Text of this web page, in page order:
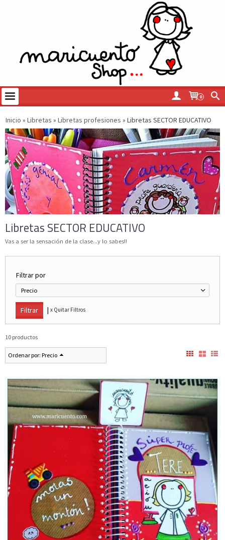
0
Inicio » Libretas » Libretas profesiones » Libretas SECTOR EDUCATIVO
Libretas SECTOR EDUCATIVO
Vas a ser la sensación de la clase...y lo sabes!!
Filtrar por
Precio
| x Quitar Filtros
10 productos
Ordenar por: Precio